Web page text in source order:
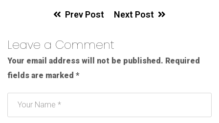
Prev Post Next Post
Leave a Comment
Your email address will not be published. Required
fields are marked *